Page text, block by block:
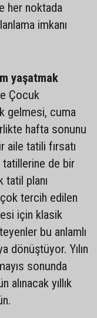
her noktada
imkanı
yaşatmak
Çocuk
gelmesi, cuma
hafta sonunu
aile tatili fırsatı
tatillerine de bir
tatil planı
tercih edilen
için klasik
bu anlamlı
dönüştüyor. Yılın
sonunda
alınacak yıllık